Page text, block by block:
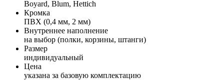
Boyard, Blum, Hettich
Кромка
ПВХ (0,4 мм, 2 мм)
Внутреннее наполнение
на выбор (полки, корзины, штанги)
Размер
индивидуальный
Цена
указана за базовую комплектацию